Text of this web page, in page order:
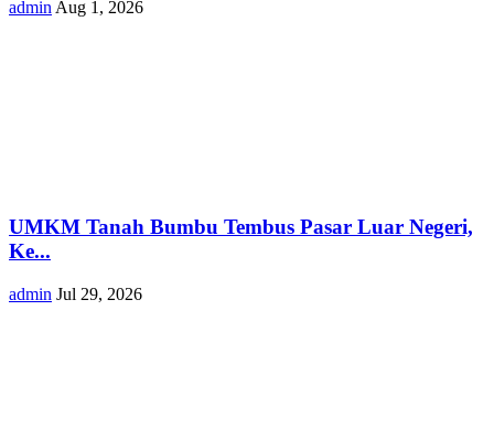
admin Aug 1, 2026
UMKM Tanah Bumbu Tembus Pasar Luar Negeri,
Ke...
admin Jul 29, 2026